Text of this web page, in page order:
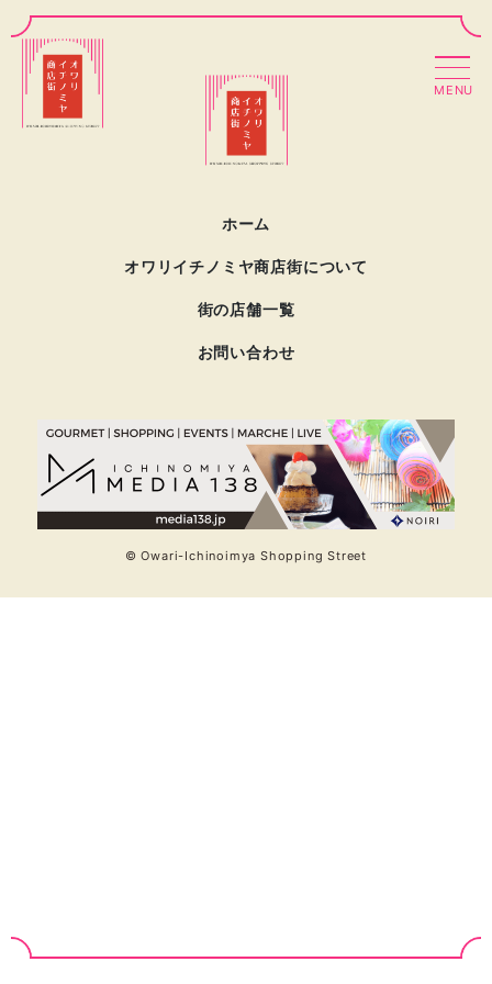
MENU
ホーム
オワリイチノミヤ商店街について
街の店舗一覧
お問い合わせ
© Owari-Ichinoimya Shopping Street